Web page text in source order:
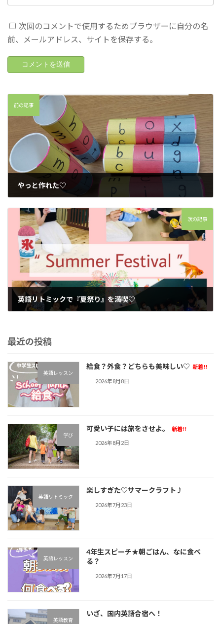
次回のコメントで使用するためブラウザーに自分の名
前、メールアドレス、サイトを保存する。
前の記事
やっと作れた♡
2022年8月9日
次の記事
英語リトミックで『夏祭り』を満喫♡
最近の投稿
英語レッスン
給食？外食？どちらも美味しい♡ 新着!!
2026年8月8日
学び
可愛い子には旅をさせよ。 新着!!
2026年8月2日
英語リトミック
楽しすぎた♡サマークラフト♪︎
2026年7月23日
英語レッスン
4年生スピーチ★朝ごはん、なに食べ
る？
2026年7月17日
英語教育
いざ、国内英語合宿へ！